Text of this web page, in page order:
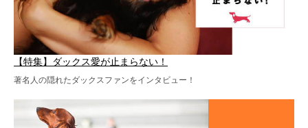
【特集】ダックス愛が止まらない！
著名人の隠れたダックスファンをインタビュー！